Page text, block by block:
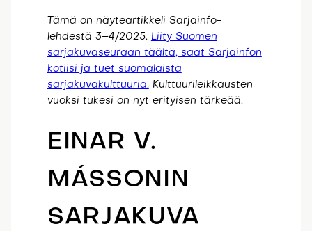
Tämä on näyteartikkeli Sarjainfo-
lehdestä 3–4/2025. Liity Suomen
sarjakuvaseuraan täältä, saat Sarjainfon
kotiisi ja tuet suomalaista
sarjakuvakulttuuria. Kulttuurileikkausten
vuoksi tukesi on nyt erityisen tärkeää.
EINAR V.
MÁSSONIN
SARJAKUVA